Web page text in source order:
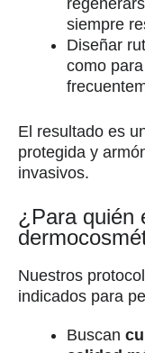
siempre
Diseñar
como
El resultado es
protegida y
invasivos.
¿Para quién
Nuestros
indicados para
Buscan